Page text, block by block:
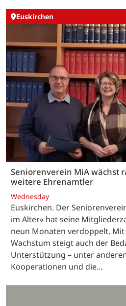
Euskirchen
Seniorenverein MiA wächst
weitere Ehrenamtler
Wednesday
Euskirchen. Der
im Alter« hat seine
neun Monaten verdoppelt.
Wachstum steigt auch der
Unterstützung – unter
Kooperationen und die…